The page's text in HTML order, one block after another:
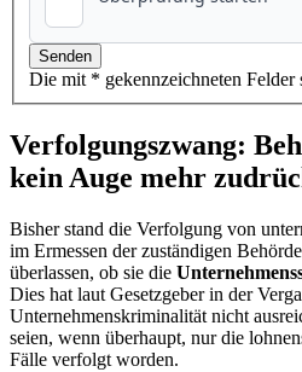
Die mit * gekennzeichneten Felder
Verfolgungszwang:
kein Auge mehr
Bisher stand die Verfolgung von
im Ermessen der zuständigen
überlassen, ob sie die
Dies hat laut Gesetzgeber in der
Unternehmenskriminalität nicht
seien, wenn überhaupt, nur die
Fälle verfolgt worden.